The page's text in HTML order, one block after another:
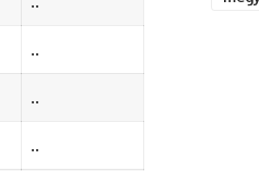
..
..
..